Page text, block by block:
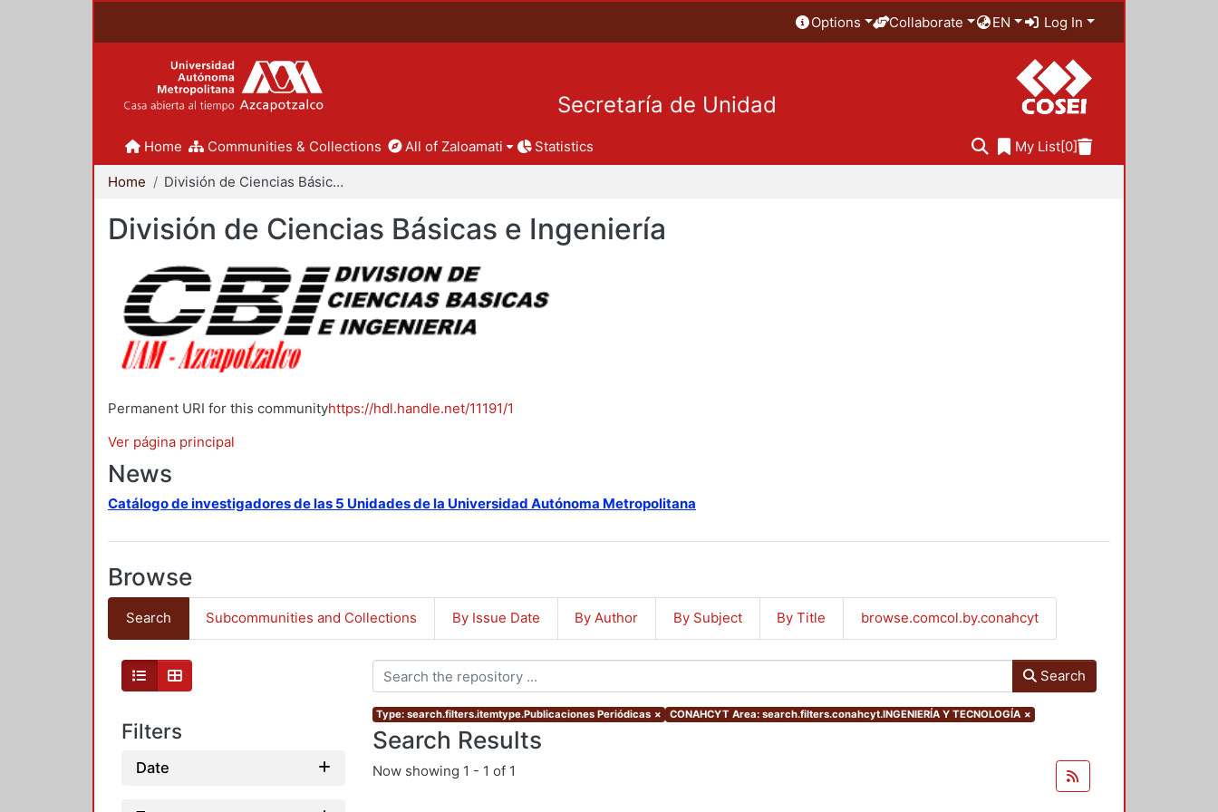
Options Collaborate EN Log In
Secretaría de Unidad
Home Communities & Collections All of Zaloamati Statistics My List[0]
Home División de Ciencias Básicas e Ingeniería
División de Ciencias Básicas e Ingeniería
Permanent URI for this communityhttps://hdl.handle.net/11191/1
Ver página principal
News
Catálogo de investigadores de las 5 Unidades de la Universidad Autónoma Metropolitana
Browse
Search Subcommunities and Collections By Issue Date By Author By Subject By Title browse.comcol.by.conahcyt
Filters
Date
Search
Type: search.filters.itemtype.Publicaciones Periódicas × CONAHCYT Area: search.filters.conahcyt.INGENIERÍA Y TECNOLOGÍA ×
Search Results
Now showing 1 - 1 of 1